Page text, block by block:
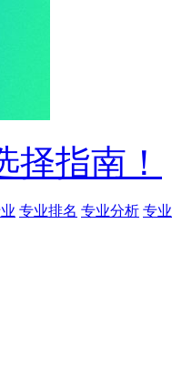
择指南！
专业排名 专业分析 专